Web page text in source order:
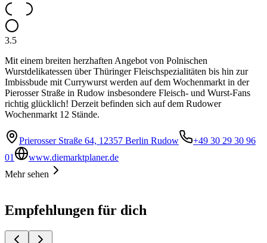
3.5
Mit einem breiten herzhaften Angebot von Polnischen
Wurstdelikatessen über Thüringer Fleischspezialitäten bis hin zur
Imbissbude mit Currywurst werden auf dem Wochenmarkt in der
Pierosser Straße in Rudow insbesondere Fleisch- und Wurst-Fans
richtig glücklich! Derzeit befinden sich auf dem Rudower
Wochenmarkt 12 Stände.
Prierosser Straße 64, 12357 Berlin Rudow
+49 30 29 30 96
01
www.diemarktplaner.de
Mehr sehen
Empfehlungen für dich